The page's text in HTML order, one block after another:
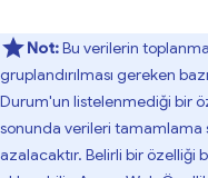
Not:Bu verilerin
gruplandırılması gereken
Durum'un listelenmediği bir
sonunda verileri tamamlama
azalacaktır. Belirli bir özelliği